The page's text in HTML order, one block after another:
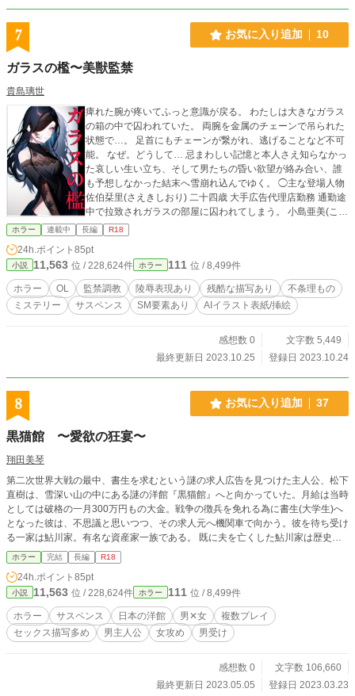
7 お気に入り追加 10
ガラスの檻〜美獣監禁
貴島璃世
痺れた腕が疼いてふっと意識が戻る。 わたしは大きなガラス
の箱の中で囚われていた。 両腕を金属のチェーンで吊られた
状態で…。 足首にもチェーンが繋がれ、逃げることなど不可
能。 なぜ。どうして… 忌まわしい記憶と本人さえ知らなかっ
た哀しい生い立ち、そして男たちの昏い欲望が絡み合い、誰
も予想しなかった結末へ雪崩れ込んでゆく。 ◯主な登場人物
佐伯栞里(さえきしおり) 二十四歳 大手広告代理店勤務 通勤途
中で拉致されガラスの部屋に囚われてしまう。 小島亜美(こじ
まあみ) 佐伯栞里の同僚 仕事で栞里と連絡を取る必要があ
り、御厨智(みくりやさとし)に相談する。 佐伯純也（さえき
じゅんや) 栞里の弟 島田光一（しまだこういち） 栞里の義理
の兄 御厨智(みくりやさとし) 佐伯栞里の恋人 白岡大輝（しら
おかだいき） 東興大学附属病院長にして東興大学医学部学長
会員制倶楽部"Salon de Veronica persica" 総帥 "D"ディーと呼
ばれている。 白岡愛里紗（しらおかえりさ） 故人 白岡大輝
一郎（しんどうせいいちろう） 東央学藝大学美術部教授 島田
耕三（しまだこうぞう） 芸能プロダクション社長 島田光一の
輸入商社の海外営業部に勤務している。 工藤 Dの右腕
ホラー 連載中 長編 R18
24h.ポイント 85pt
小説 11,563 位 / 228,624件 ホラー 111 位 / 8,499件
ホラー OL 監禁調教 陵辱表現あり 残酷な描写あり
不条理もの
ミステリー
サスペンス SM要素あり AIイラスト表紙/挿絵
感想数 0
文字数 5,449
最終更新日 2023.10.25
登録日 2023.10.24
8 お気に入り追加 37
黒猫館 〜愛欲の狂宴〜
翔田美琴
第二次世界大戦の最中、書生を求むという謎の求人広告を見つけた主人公、松下
直樹は、雪深い山の中にある謎の洋館『黒猫館』へと向かっていた。月給は当時
としては破格の一月300万円もの大金。戦争の徴兵を免れる為に書生(大学生)へ
となった彼は、不思議と思いつつ、その求人元へ機関車で向かう。彼を待ち受け
る一家は鮎川家。有名な資産家一族である。 既に夫を亡くした鮎川家は歴史の
表舞台から消えて、そして『黒猫館』にて暮らしている。 鮎川家には、女主人
の鮎川直美と娘の雪菜、メイドの芹沢亜美がいる。彼女らはこの人里離れた洋館
にて密かにとある『宴』を開いていた。 それは見目麗しい男性を呼び、自らの
愛欲を埋める為に行われる性の饗宴だった。 松下直樹はそこでかつてない程
に、性の饗宴の生贄として『黒猫館』にて囚われてしまう。 レトロな雰囲気の
作品を思いついたので、形にして小説にしてみました。中編小説になる予定で
す。
ホラー 完結 長編 R18
24h.ポイント 85pt
小説 11,563 位 / 228,624件 ホラー 111 位 / 8,499件
ホラー サスペンス 日本の洋館 男✕女
複数プレイ
セックス描写多め
男主人公 女攻め 男受け
感想数 0
文字数 106,660
最終更新日 2023.05.05
登録日 2023.03.23